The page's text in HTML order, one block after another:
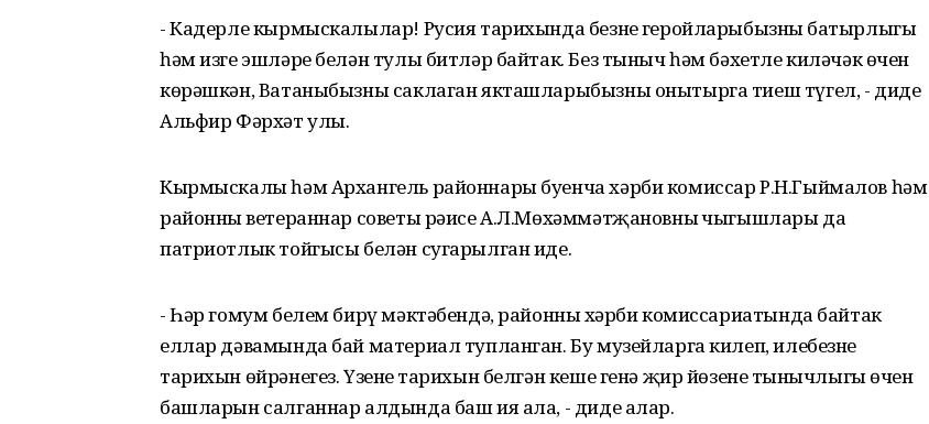
- Кадерле кырмыскалылар! Русия тарихында безнең геройларыбызның батырлыгы
һәм изге эшләре белән тулы битләр байтак. Без тыныч һәм бәхетле киләчәк өчен
көрәшкән, Ватаныбызны саклаган якташларыбызны онытырга тиеш түгел, - диде
Альфир Фәрхәт улы.
Кырмыскалы һәм Архангель районнары буенча хәрби комиссар Р.Н.Гыймалов һәм
районның ветераннар советы рәисе А.Л.Мөхәммәтҗановның чыгышлары да
патриотлык тойгысы белән сугарылган иде.
- Һәр гомум белем бирү мәктәбендә, районның хәрби комиссариатында байтак
еллар дәвамында бай материал тупланган. Бу музейларга килеп, илебезнең
тарихын өйрәнегез. Үзенең тарихын белгән кеше генә җир йөзенең тынычлыгы өчен
башларын салганнар алдында баш ия ала, - диде алар.